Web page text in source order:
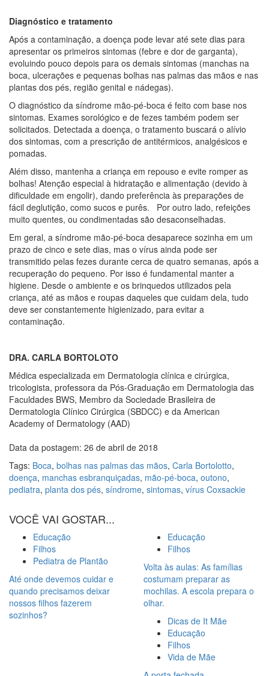
Diagnóstico e tratamento
Após a contaminação, a doença pode levar até sete dias para
apresentar os primeiros sintomas (febre e dor de garganta),
evoluindo pouco depois para os demais sintomas (manchas na
boca, ulcerações e pequenas bolhas nas palmas das mãos e nas
plantas dos pés, região genital e nádegas).
O diagnóstico da síndrome mão-pé-boca é feito com base nos
sintomas. Exames sorológico e de fezes também podem ser
solicitados. Detectada a doença, o tratamento buscará o alívio
dos sintomas, com a prescrição de antitérmicos, analgésicos e
pomadas.
Além disso, mantenha a criança em repouso e evite romper as
bolhas! Atenção especial à hidratação e alimentação (devido à
dificuldade em engolir), dando preferência às preparações de
fácil deglutição, como sucos e purês. Por outro lado, refeições
muito quentes, ou condimentadas são desaconselhadas.
Em geral, a síndrome mão-pé-boca desaparece sozinha em um
prazo de cinco e sete dias, mas o vírus ainda pode ser
transmitido pelas fezes durante cerca de quatro semanas, após a
recuperação do pequeno. Por isso é fundamental manter a
higiene. Desde o ambiente e os brinquedos utilizados pela
criança, até as mãos e roupas daqueles que cuidam dela, tudo
deve ser constantemente higienizado, para evitar a
contaminação.
DRA. CARLA BORTOLOTO
Médica especializada em Dermatologia clínica e cirúrgica,
tricologista, professora da Pós-Graduação em Dermatologia das
Faculdades BWS, Membro da Sociedade Brasileira de
Dermatologia Clínico Cirúrgica (SBDCC) e da American
Academy of Dermatology (AAD)
Data da postagem: 26 de abril de 2018
Tags: Boca, bolhas nas palmas das mãos, Carla Bortolotto,
doença, manchas esbranquiçadas, mão-pé-boca, outono,
pediatra, planta dos pés, síndrome, sintomas, vírus Coxsackie
VOCÊ VAI GOSTAR...
Educação
Filhos
Pediatra de Plantão
Até onde devemos cuidar e
quando precisamos deixar
nossos filhos fazerem
sozinhos?
Educação
Filhos
Volta às aulas: As famílias
costumam preparar as
mochilas. A escola prepara o
olhar.
Dicas de It Mãe
Educação
Filhos
Vida de Mãe